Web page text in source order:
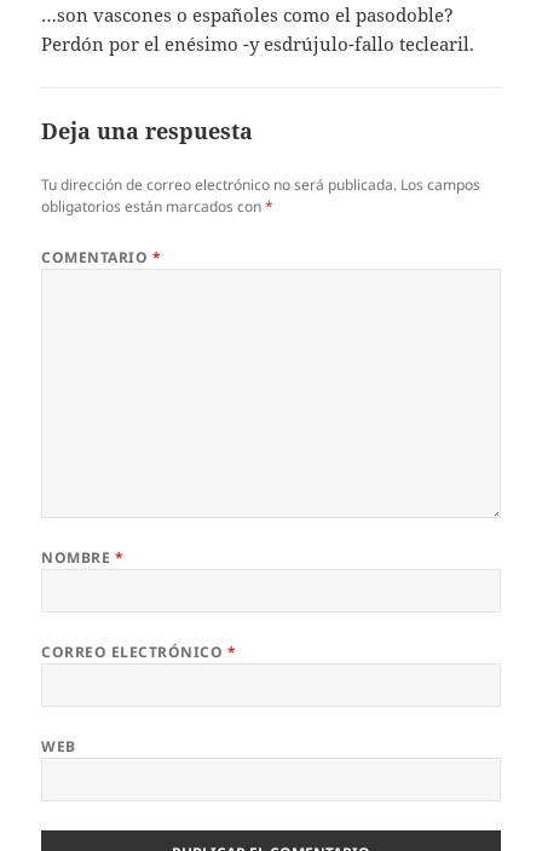
…son vascones o españoles como el pasodoble?
Perdón por el enésimo -y esdrújulo-fallo teclearil.
Deja una respuesta
Tu dirección de correo electrónico no será publicada. Los campos
obligatorios están marcados con*
COMENTARIO *
NOMBRE *
CORREO ELECTRÓNICO *
WEB